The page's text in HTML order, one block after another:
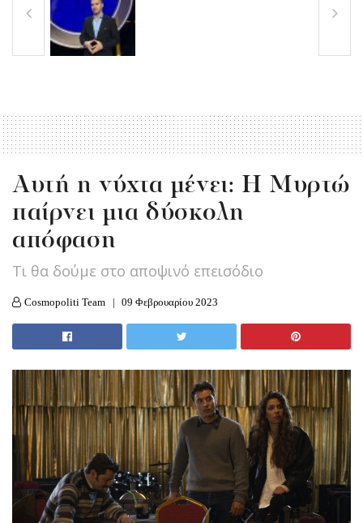
Αυτή η νύχτα μένει: Η Μυρτώ
παίρνει μια δύσκολη
απόφαση
Τι θα δούμε στο αποψινό επεισόδιο
Cosmopoliti Team 09 Φεβρουαρίου 2023